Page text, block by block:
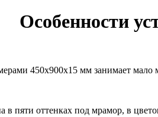
Особенности
450х900х15 мм занимает
в пяти оттенках под мрамор, в